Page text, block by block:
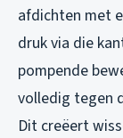
afdichten met
druk via die
pompende
volledig tegen
Dit creëert